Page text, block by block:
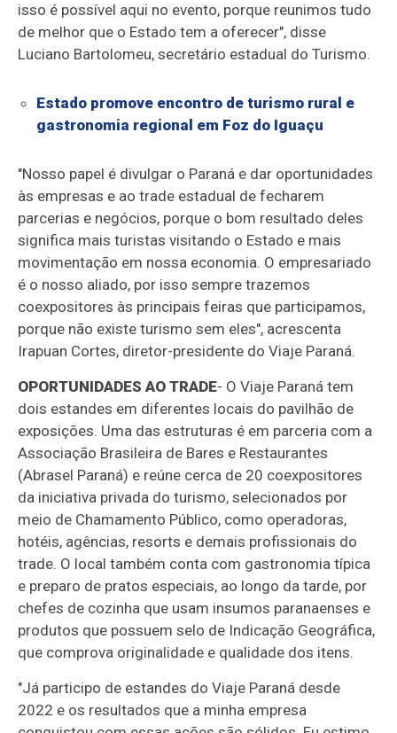
isso é possível aqui no evento, porque reunimos tudo
de melhor que o Estado tem a oferecer", disse
Luciano Bartolomeu, secretário estadual do Turismo.
Estado promove encontro de turismo rural e
gastronomia regional em Foz do Iguaçu
"Nosso papel é divulgar o Paraná e dar oportunidades
às empresas e ao trade estadual de fecharem
parcerias e negócios, porque o bom resultado deles
significa mais turistas visitando o Estado e mais
movimentação em nossa economia. O empresariado
é o nosso aliado, por isso sempre trazemos
coexpositores às principais feiras que participamos,
porque não existe turismo sem eles", acrescenta
Irapuan Cortes, diretor-presidente do Viaje Paraná.
OPORTUNIDADES AO TRADE- O Viaje Paraná tem
dois estandes em diferentes locais do pavilhão de
exposições. Uma das estruturas é em parceria com a
Associação Brasileira de Bares e Restaurantes
(Abrasel Paraná) e reúne cerca de 20 coexpositores
da iniciativa privada do turismo, selecionados por
meio de Chamamento Público, como operadoras,
hotéis, agências, resorts e demais profissionais do
trade. O local também conta com gastronomia típica
e preparo de pratos especiais, ao longo da tarde, por
chefes de cozinha que usam insumos paranaenses e
produtos que possuem selo de Indicação Geográfica,
que comprova originalidade e qualidade dos itens.
"Já participo de estandes do Viaje Paraná desde
2022 e os resultados que a minha empresa